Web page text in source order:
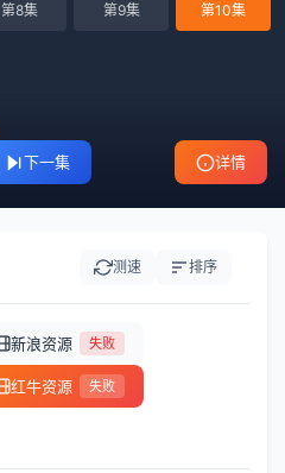
第8集 第9集 第10集
下一集 详情
测速 排序
新浪资源 失败
红牛资源 失败